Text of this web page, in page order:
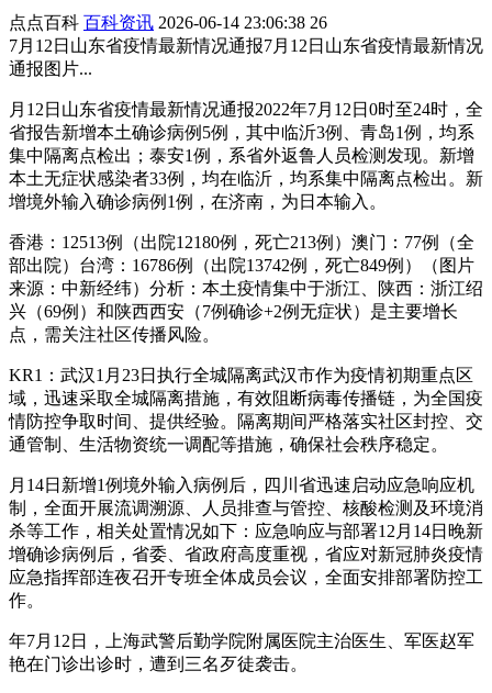
点点百科 百科资讯 2026-06-14 23:06:38 26
7月12日山东省疫情最新情况通报7月12日山东省疫情最新情况
通报图片...
月12日山东省疫情最新情况通报2022年7月12日0时至24时，全
省报告新增本土确诊病例5例，其中临沂3例、青岛1例，均系
集中隔离点检出；泰安1例，系省外返鲁人员检测发现。新增
本土无症状感染者33例，均在临沂，均系集中隔离点检出。新
增境外输入确诊病例1例，在济南，为日本输入。
香港：12513例（出院12180例，死亡213例）澳门：77例（全
部出院）台湾：16786例（出院13742例，死亡849例）（图片
来源：中新经纬）分析：本土疫情集中于浙江、陕西：浙江绍
兴（69例）和陕西西安（7例确诊+2例无症状）是主要增长
点，需关注社区传播风险。
KR1：武汉1月23日执行全城隔离武汉市作为疫情初期重点区
域，迅速采取全城隔离措施，有效阻断病毒传播链，为全国疫
情防控争取时间、提供经验。隔离期间严格落实社区封控、交
通管制、生活物资统一调配等措施，确保社会秩序稳定。
月14日新增1例境外输入病例后，四川省迅速启动应急响应机
制，全面开展流调溯源、人员排查与管控、核酸检测及环境消
杀等工作，相关处置情况如下：应急响应与部署12月14日晚新
增确诊病例后，省委、省政府高度重视，省应对新冠肺炎疫情
应急指挥部连夜召开专班全体成员会议，全面安排部署防控工
作。
年7月12日，上海武警后勤学院附属医院主治医生、军医赵军
艳在门诊出诊时，遭到三名歹徒袭击。